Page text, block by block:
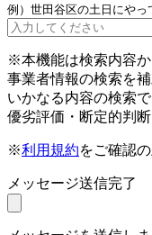
例）世田谷区の土日にやっ
※本機能は検索内容か
事業者情報の検索を補
いかなる内容の検索
優劣評価・断定的判
※利用規約をご確認
メッセージ送信完了